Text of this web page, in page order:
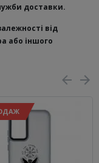
доставки.
від
або іншого